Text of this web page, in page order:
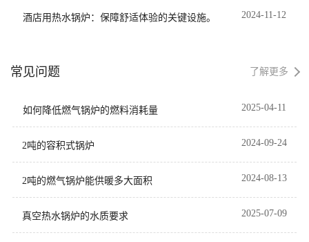
酒店用热水锅炉：保障舒适体验的关键设施。 2024-11-12
常见问题 了解更多
如何降低燃气锅炉的燃料消耗量 2025-04-11
2吨的容积式锅炉 2024-09-24
2吨的燃气锅炉能供暖多大面积 2024-08-13
真空热水锅炉的水质要求 2025-07-09